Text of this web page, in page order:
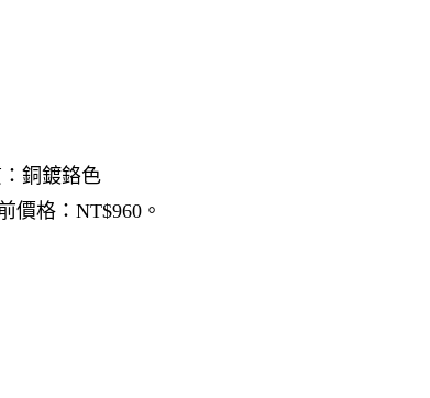
銅鍍鉻色
價格：NT$960。